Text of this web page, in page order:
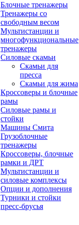
Блочные тренажеры
Тренажеры со
свободным весом
Мультистанции и
многофункциональные
тренажеры
Силовые скамьи
Скамьи для
пресса
Скамьи для жима
Кроссоверы и блочные
рамы
Силовые рамы и
стойки
Машины Смита
Грузоблочные
тренажеры
Кроссоверы, блочные
рамки и ДРТ
Мультистанции и
силовые комплексы
Опции и дополнения
Турники и стойки
пресс-брусья